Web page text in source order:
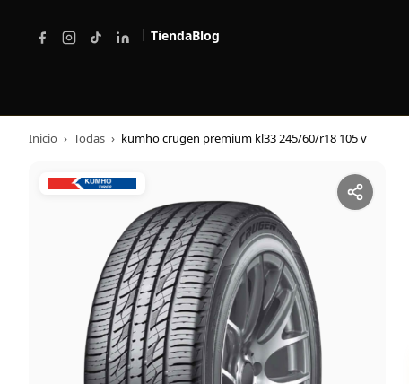
| TiendaBlog
Inicio › Todas › kumho crugen premium kl33 245/60/r18 105 v